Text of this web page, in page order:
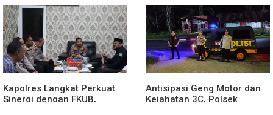
Dan Penyerahan Tunggul
Kesatuan Polres Tulang
Bawang Berlangsung
Spektakuler
Kapolres Langkat Perkuat
Sinergi dengan FKUB,
Antisipasi Geng Motor dan
Kejahatan 3C, Polsek